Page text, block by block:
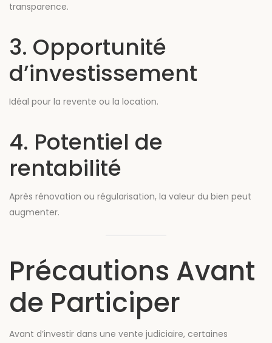
transparence.
3. Opportunité
d’investissement
Idéal pour la revente ou la location.
4. Potentiel de
rentabilité
Après rénovation ou régularisation, la valeur du bien peut
augmenter.
Précautions Avant
de Participer
Avant d’investir dans une vente judiciaire, certaines